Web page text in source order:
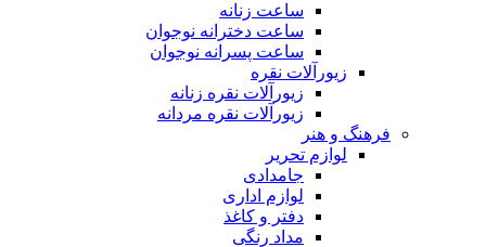
ساعت زنانه
ساعت دخترانه نوجوان
ساعت پسرانه نوجوان
زیورآلات نقره
زیورآلات نقره زنانه
زیورآلات نقره مردانه
فرهنگ و هنر
لوازم تحریر
جامدادی
لوازم اداری
دفتر و کاغذ
مداد رنگی